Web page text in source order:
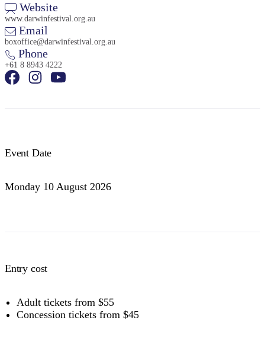
Website
www.darwinfestival.org.au
Email
boxoffice@darwinfestival.org.au
Phone
+61 8 8943 4222
Event Date
Monday 10 August 2026
Entry cost
Adult tickets from $55
Concession tickets from $45